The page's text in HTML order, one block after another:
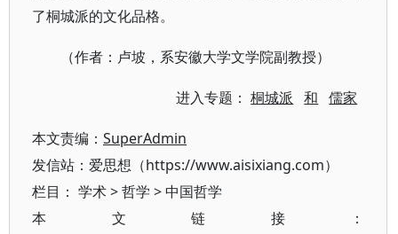
了桐城派的文化品格。
（作者：卢坡，系安徽大学文学院副教授）
进入专题：桐城派 和 儒家
本文责编： SuperAdmin
发信站：爱思想（https://www.aisixiang.com）
栏目： 学术>哲学 >中国哲学
本文链接：